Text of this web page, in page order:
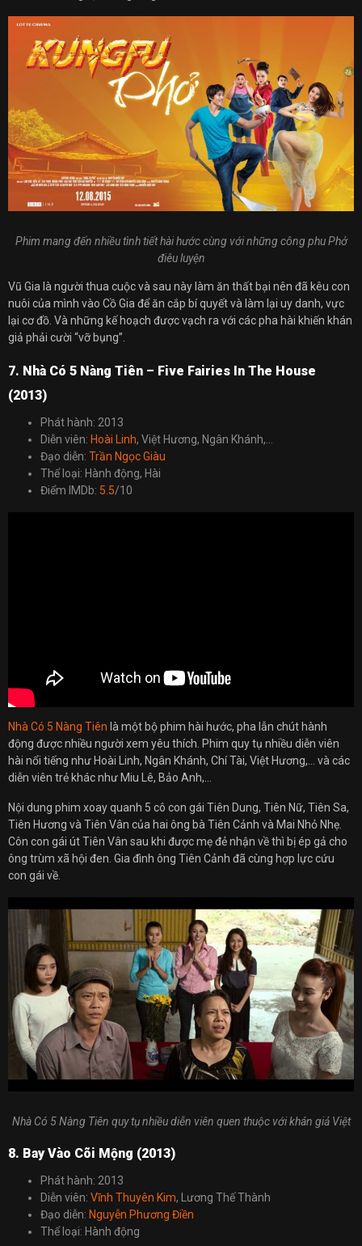
Phim mang đến nhiều tình tiết hài hước cùng với những công phu Phở
điêu luyện
Vũ Gia là người thua cuộc và sau này làm ăn thất bại nên đã kêu con
nuôi của mình vào Cồ Gia để ăn cắp bí quyết và làm lại uy danh, vực
lại cơ đồ. Và những kế hoạch được vạch ra với các pha hài khiến khán
giả phải cười “vỡ bụng”.
7. Nhà Có 5 Nàng Tiên – Five Fairies In The House
(2013)
Phát hành: 2013
Diễn viên: Hoài Linh, Việt Hương, Ngân Khánh,…
Đạo diễn: Trần Ngọc Giàu
Thể loại: Hành động, Hài
Điểm IMDb: 5.5/10
Nhà Có 5 Nàng Tiên là một bộ phim hài hước, pha lẫn chút hành
động được nhiều người xem yêu thích. Phim quy tụ nhiều diễn viên
hài nổi tiếng như Hoài Linh, Ngân Khánh, Chí Tài, Việt Hương,… và các
diễn viên trẻ khác như Miu Lê, Bảo Anh,…
Nội dung phim xoay quanh 5 cô con gái Tiên Dung, Tiên Nữ, Tiên Sa,
Tiên Hương và Tiên Vân của hai ông bà Tiên Cảnh và Mai Nhỏ Nhẹ.
Côn con gái út Tiên Vân sau khi được mẹ đẻ nhận về thì bị ép gả cho
ông trùm xã hội đen. Gia đình ông Tiên Cảnh đã cùng hợp lực cứu
con gái về.
Nhà Có 5 Nàng Tiên quy tụ nhiều diễn viên quen thuộc với khán giả Việt
8. Bay Vào Cõi Mộng (2013)
Phát hành: 2013
Diễn viên: Vĩnh Thuyên Kim, Lương Thế Thành
Đạo diễn: Nguyễn Phương Điền
Thể loại: Hành động